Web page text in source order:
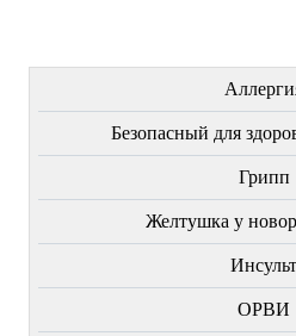
Безопасный для
Грипп
Желтушка у
Инсульт
ОРВИ